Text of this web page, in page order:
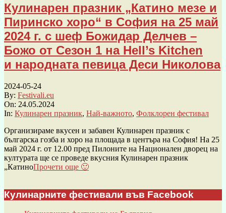
Кулинарен празник „Катино мезе и
Пиринско хоро“ в София на 25 май
2024 г. с шеф Божидар Делчев –
Божо от Сезон 1 на Hell’s Kitchen
и народната певица Деси Николова
2024-05-24
By: Festivali.eu
On: 24.05.2024
In: Кулинарен празник, Най-важното, Фолклорен фестивал
Организираме вкусен и забавен Кулинарен празник с
българска гозба и хоро на площада в центъра на София! На 25
май 2024 г. от 12.00 пред Пилоните на Национален дворец на
културата ще се проведе вкусния Кулинарен празник
„КатиноПрочети още 🙂
Кулинарните фестивали във Facebook